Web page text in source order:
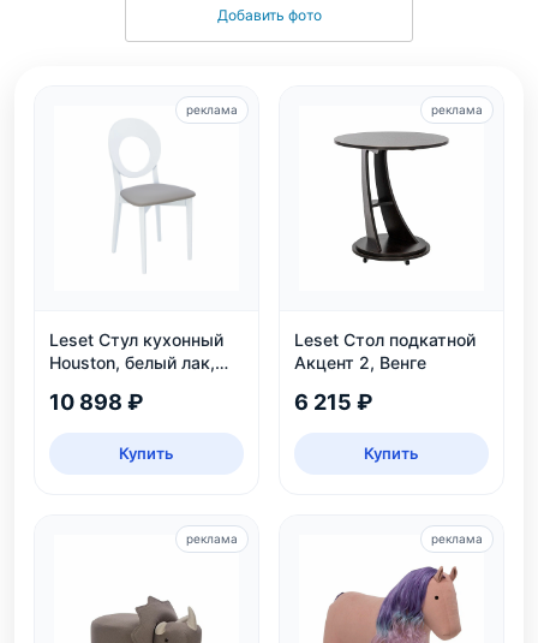
Добавить фото
Leset Стул кухонный
Houston, белый лак,
10 898 ₽
Купить
реклама
Leset Стол подкатной
Акцент 2, Венге
6 215 ₽
Купить
реклама
реклама реклама